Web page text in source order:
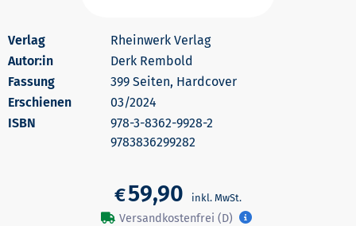
Rheinwerk Verlag
Autor:in
Derk Rembold
399 Seiten, Hardcover
Erschienen
03/2024
978-3-8362-9928-2
9783836299282
€59,90
Versandkostenfrei (D)